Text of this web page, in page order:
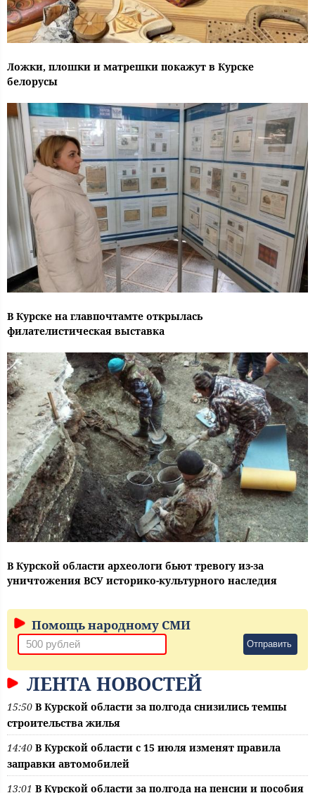
Ложки, плошки и матрешки покажут в Курске
белорусы
В Курске на главпочтамте открылась
филателистическая выставка
В Курской области археологи бьют тревогу из-за
уничтожения ВСУ историко-культурного наследия
Помощь народному СМИ
Отправить
ЛЕНТА НОВОСТЕЙ
15:50 В Курской области за полгода снизились темпы
строительства жилья
14:40 В Курской области с 15 июля изменят правила
заправки автомобилей
13:01 В Курской области за полгода на пенсии и пособия